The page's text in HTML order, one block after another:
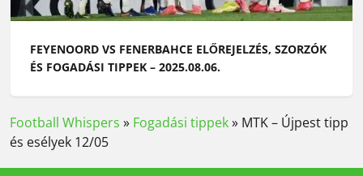
FEYENOORD VS FENERBAHCE ELŐREJELZÉS, SZORZÓK
ÉS FOGADÁSI TIPPEK – 2025.08.06.
Football Whispers » Fogadási tippek» MTK – Újpest tipp
és esélyek 12/05